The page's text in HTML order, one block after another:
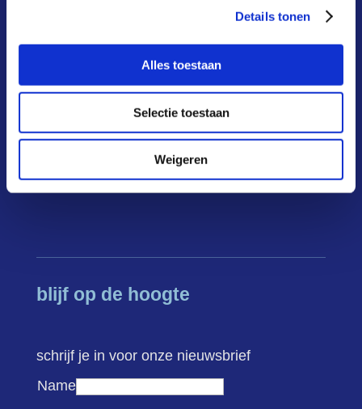
Details tonen
Alles toestaan
Selectie toestaan
Weigeren
infoportaal
over ons
contact
blijf op de hoogte
schrijf je in voor onze nieuwsbrief
Name